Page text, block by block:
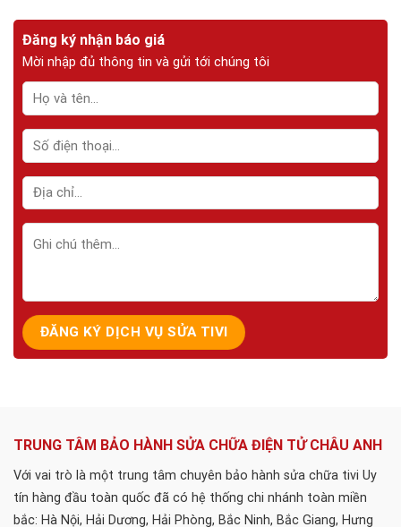
Đăng ký nhận báo giá
Mời nhập đủ thông tin và gửi tới chúng tôi
TRUNG TÂM BẢO HÀNH SỬA CHỮA ĐIỆN TỬ CHÂU ANH
Với vai trò là một trung tâm chuyên bảo hành sửa chữa tivi Uy
tín hàng đầu toàn quốc đã có hệ thống chi nhánh toàn miền
bắc: Hà Nội, Hải Dương, Hải Phòng, Bắc Ninh, Bắc Giang, Hưng